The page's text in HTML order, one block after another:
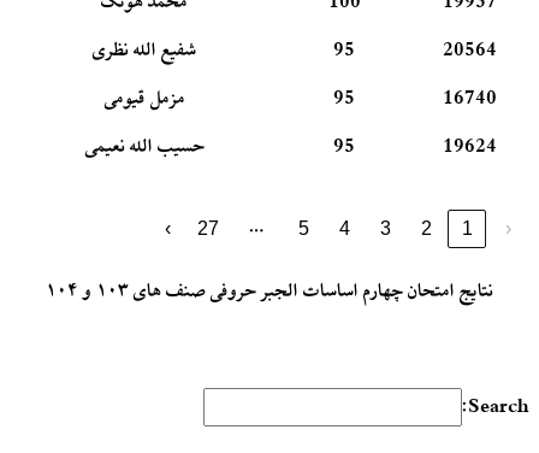
20564
95
شفیع الله نظری
16740
95
مزمل قیومی
19624
95 حسیب الله نعیمی
‹
1
2
3
4
5
…
27
›
نتایج امتحان چهارم اساسات الجبر حروفی صنف های ۱۰۳ و ۱۰۴
Search: